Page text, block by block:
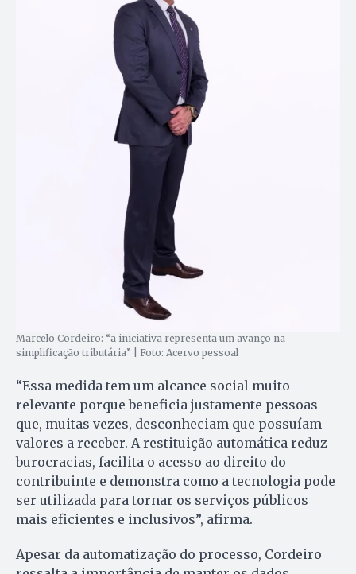
Marcelo Cordeiro: “a iniciativa representa um avanço na
simplificação tributária” | Foto: Acervo pessoal
“Essa medida tem um alcance social muito
relevante porque beneficia justamente pessoas
que, muitas vezes, desconheciam que possuíam
valores a receber. A restituição automática reduz
burocracias, facilita o acesso ao direito do
contribuinte e demonstra como a tecnologia pode
ser utilizada para tornar os serviços públicos
mais eficientes e inclusivos”, afirma.
Apesar da automatização do processo, Cordeiro